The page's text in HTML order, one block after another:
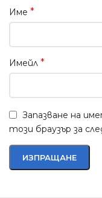
Име *
Имейл *
Запазване на
този браузър за